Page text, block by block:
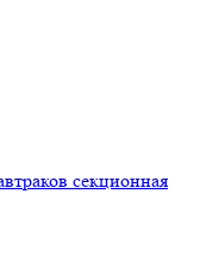
секционная